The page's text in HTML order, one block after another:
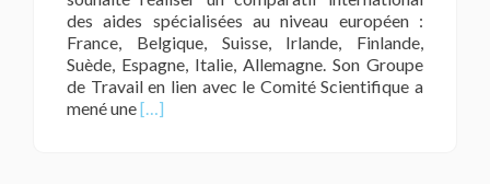
des aides spécialisées au niveau européen :
France, Belgique, Suisse, Irlande, Finlande,
Suède, Espagne, Italie, Allemagne. Son Groupe
de Travail en lien avec le Comité Scientifique a
mené uneEn
[…]